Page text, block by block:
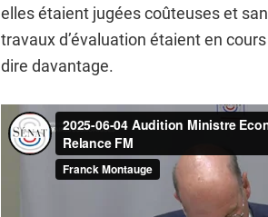
elles étaient jugées coûteuses et
travaux d’évaluation étaient en
dire davantage.